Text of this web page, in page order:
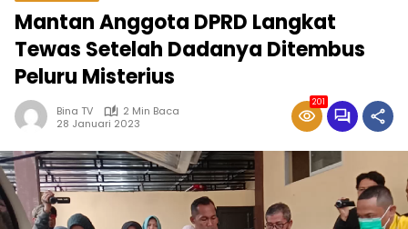
Mantan Anggota DPRD Langkat
Tewas Setelah Dadanya Ditembus
Peluru Misterius
Bina TV
2 Min Baca
28 Januari 2023
201